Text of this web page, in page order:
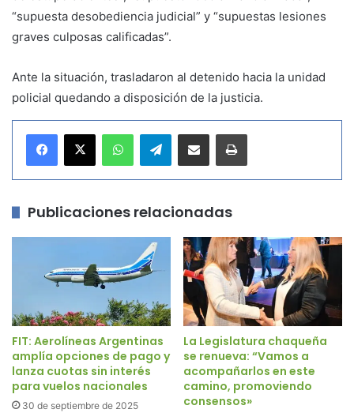
“supuesta desobediencia judicial” y “supuestas lesiones
graves culposas calificadas”.
Ante la situación, trasladaron al detenido hacia la unidad
policial quedando a disposición de la justicia.
Telegram
Publicaciones relacionadas
FIT: Aerolíneas Argentinas
amplía opciones de pago y
lanza cuotas sin interés
para vuelos nacionales
30 de septiembre de 2025
La Legislatura chaqueña
se renueva: “Vamos a
acompañarlos en este
camino, promoviendo
consensos»